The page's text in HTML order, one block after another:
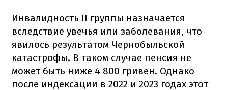
Инвалидность ІІ группы назначается
вследствие увечья или заболевания, что
явилось результатом Чернобыльской
катастрофы. В таком случае пенсия не
может быть ниже 4 800 гривен. Однако
после индексации в 2022 и 2023 годах этот